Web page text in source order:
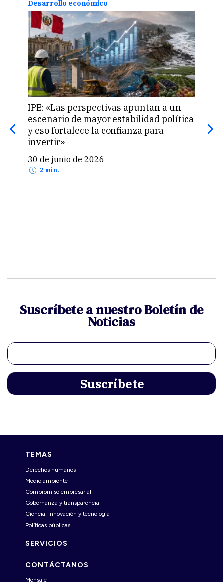
Desarrollo económico
IPE: «Las perspectivas apuntan a un
escenario de mayor estabilidad política
y eso fortalece la confianza para
invertir»
30 de junio de 2026
2 min.
de
Suscríbete a nuestro Boletín de
Noticias
TEMAS
Derechos humanos
Medio ambiente
Compromiso empresarial
Gobernanza y transparencia
Ciencia, innovación y tecnología
Políticas públicas
SERVICIOS
CONTÁCTANOS
Mensaje